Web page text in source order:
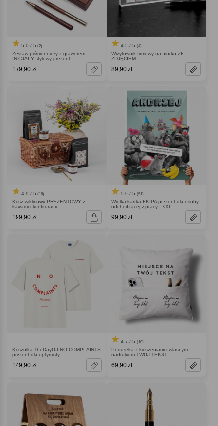
5.0 / 5 (2)
Zestaw piśmienniczy z grawerem
INICJAŁY stylowy prezent
179,90 zł
4.5 / 5 (4)
Wizytownik firmowy na biurko ZE
ZDJĘCIEM
89,90 zł
4.9 / 5 (16)
Kosz wiklinowy PREZENTOWY z
kawami i konfiturami
199,90 zł
5.0 / 5 (51)
Wielka kartka EKIPA prezent dla osoby
odchodzącej z pracy - XXL
99,90 zł
Koszulka TheDayOff NO COMPLAINTS
prezent dla optymisty
149,90 zł
4.7 / 5 (10)
Poduszka z kieszeniami i własnym
nadrukiem TWÓJ TEKST
69,90 zł